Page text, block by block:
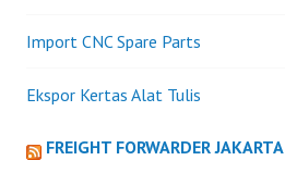
Import CNC Spare Parts
Ekspor Kertas Alat Tulis
FREIGHT FORWARDER JAKARTA